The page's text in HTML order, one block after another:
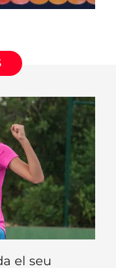
el seu